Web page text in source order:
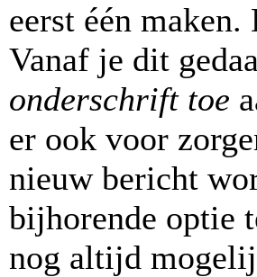
eerst één
Vanaf je dit
onderschrift toe
er ook voor
nieuw bericht
bijhorende optie
nog altijd